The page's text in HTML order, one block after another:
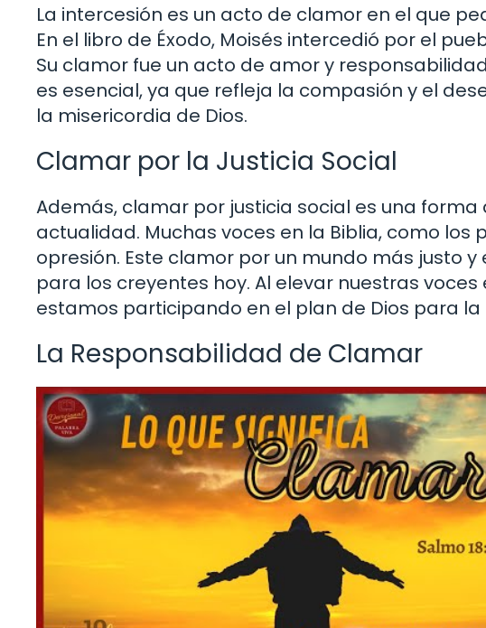
La intercesión es un acto de clamor en el que
En el libro de Éxodo, Moisés intercedió por el
Su clamor fue un acto de amor y
es esencial, ya que refleja la compasión y el
la misericordia de Dios.
Clamar por la Justicia Social
Además, clamar por justicia social es una
actualidad. Muchas voces en la Biblia, como
opresión. Este clamor por un mundo más justo
para los creyentes hoy. Al elevar nuestras
estamos participando en el plan de Dios para
La Responsabilidad de Clamar